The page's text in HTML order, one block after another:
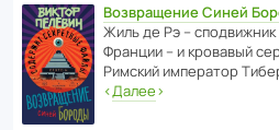
Возвращение Синей
Жиль де Рэ –
Франции – и кровавый
Римский импе­ратор
‹Далее›